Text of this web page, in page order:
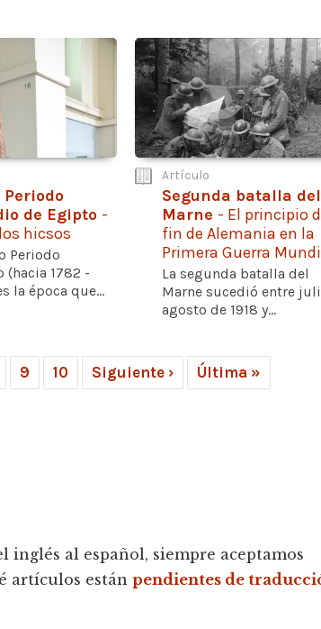
Periodo
de Egipto -
hicsos
Periodo
(hacia 1782 -
la época que...
Artículo
Segunda batalla del
Marne - El principio
fin de Alemania en la
Primera Guerra
La segunda batalla del
Marne sucedió entre
agosto de 1918 y...
9 10 Siguiente › Última »
inglés al español, siempre aceptamos
artículos están pendientes de